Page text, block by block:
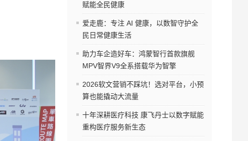
赋能全民健康
爱走鹿：专注 AI 健康，以数智守护全
民日常健康生活
助力车企造好车：鸿蒙智行首款旗舰
MPV智界V9全系搭载华为智擎
2026软文营销不踩坑！选对平台，小预
算也能撬动大流量
十年深耕医疗科技 康飞丹士以数字赋能
重构医疗服务新生态